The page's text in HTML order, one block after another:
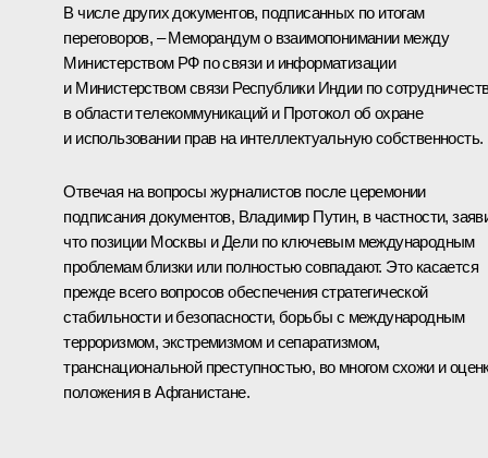
В числе других документов, подписанных по итогам
переговоров, – Меморандум о взаимопонимании между
Министерством РФ по связи и информатизации
и Министерством связи Республики Индии по
в области телекоммуникаций и Протокол об охране
и использовании прав на интеллектуальную собственность.
Отвечая на вопросы журналистов после церемонии
подписания документов, Владимир Путин, в частности,
что позиции Москвы и Дели по ключевым международным
проблемам близки или полностью совпадают. Это касается
прежде всего вопросов обеспечения стратегической
стабильности и безопасности, борьбы с международным
терроризмом, экстремизмом и сепаратизмом,
транснациональной преступностью, во многом схожи и
положения в Афганистане.